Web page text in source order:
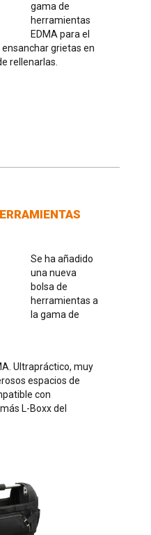
gama de
herramientas
EDMA para el
grietas en
rellenarlas.
Se ha añadido
una nueva
bolsa de
herramientas a
la gama de
Ultrapráctico, muy
espacios de
con
L-Boxx del